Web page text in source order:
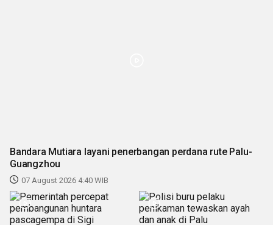
Bandara Mutiara layani penerbangan perdana rute Palu-
Guangzhou
07 August 2026 4:40 WIB